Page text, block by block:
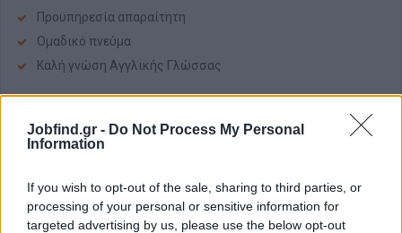
Jobfind.gr - Do Not Process My Personal
Information
If you wish to opt-out of the sale, sharing to third parties, or
processing of your personal or sensitive information for
targeted advertising by us, please use the below opt-out
Προϋπηρεσία απαραίτητη
Ομαδικό πνεύμα
Καλή γνώση Αγγλικής Γλώσσας
Παροχές
Διαμονή
Διατροφή